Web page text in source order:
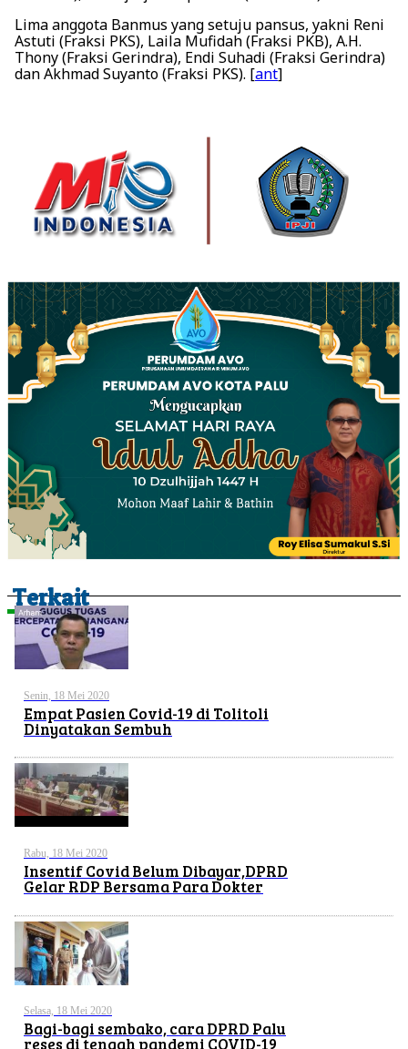
Lima anggota Banmus yang setuju pansus, yakni Reni
Astuti (Fraksi PKS), Laila Mufidah (Fraksi PKB), A.H.
Thony (Fraksi Gerindra), Endi Suhadi (Fraksi Gerindra)
dan Akhmad Suyanto (Fraksi PKS). [ant]
Terkait
Senin, 18 Mei 2020
Empat Pasien Covid-19 di Tolitoli
Dinyatakan Sembuh
Rabu, 18 Mei 2020
Insentif Covid Belum Dibayar,DPRD
Gelar RDP Bersama Para Dokter
Selasa, 18 Mei 2020
Bagi-bagi sembako, cara DPRD Palu
reses di tengah pandemi COVID-19